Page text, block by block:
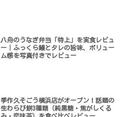
八舟のうなぎ弁当「特上」を実食レビュ
ー｜ふっくら鰻とタレの旨味、ボリュー
ム感を写真付きでレビュー
季作久そごう横浜店がオープン！話題の
生わらび餅3種類（純黒糖・焦がしくる